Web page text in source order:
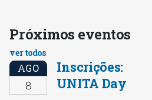
Próximos eventos
ver todos
AGO
8
Inscrições:
UNITA Day